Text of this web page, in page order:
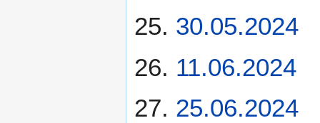
30.05.2024
11.06.2024
25.06.2024